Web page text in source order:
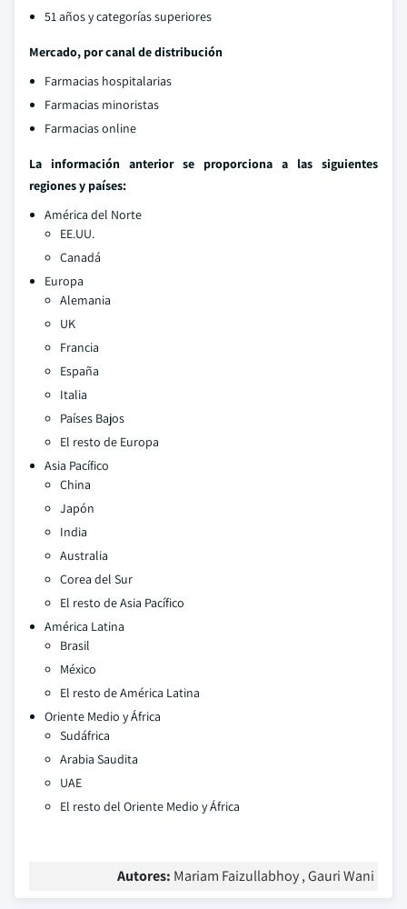
51 años y categorías superiores
Mercado, por canal de distribución
Farmacias hospitalarias
Farmacias minoristas
Farmacias online
La información anterior se proporciona a las siguientes
regiones y países:
América del Norte
EE.UU.
Canadá
Europa
Alemania
UK
Francia
España
Italia
Países Bajos
El resto de Europa
Asia Pacífico
China
Japón
India
Australia
Corea del Sur
El resto de Asia Pacífico
América Latina
Brasil
México
El resto de América Latina
Oriente Medio y África
Sudáfrica
Arabia Saudita
UAE
El resto del Oriente Medio y África
Autores: Mariam Faizullabhoy , Gauri Wani